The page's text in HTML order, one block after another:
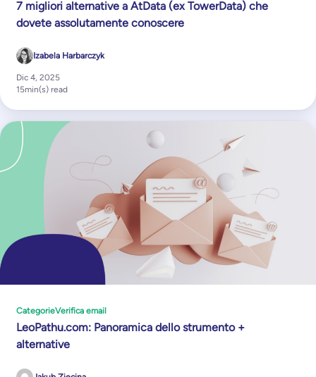
7 migliori alternative a AtData (ex TowerData) che
dovete assolutamente conoscere
Izabela Harbarczyk
Dic 4, 2025
15min(s) read
CategorieVerifica email
LeoPathu.com: Panoramica dello strumento +
alternative